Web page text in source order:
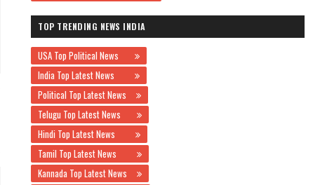
TOP TRENDING NEWS INDIA
USA Top Political News
India Top Latest News
Political Top Latest News
Telugu Top Latest News
Hindi Top Latest News
Tamil Top Latest News
Kannada Top Latest News